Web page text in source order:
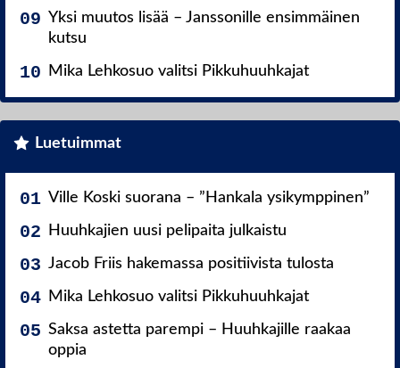
Yksi muutos lisää – Janssonille ensimmäinen
kutsu
Mika Lehkosuo valitsi Pikkuhuuhkajat
Luetuimmat
Ville Koski suorana – ”Hankala ysikymppinen”
Huuhkajien uusi pelipaita julkaistu
Jacob Friis hakemassa positiivista tulosta
Mika Lehkosuo valitsi Pikkuhuuhkajat
Saksa astetta parempi – Huuhkajille raakaa
oppia